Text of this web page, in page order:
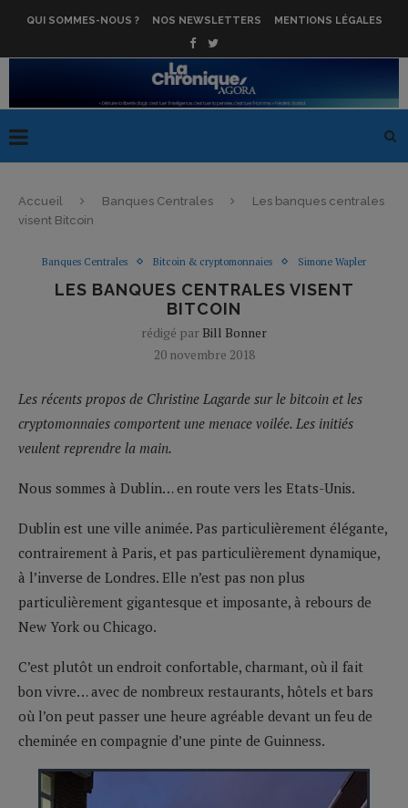
QUI SOMMES-NOUS ? NOS NEWSLETTERS MENTIONS LÉGALES
Accueil Banques Centrales
Les banques centrales
visent Bitcoin
Banques Centrales Bitcoin & cryptomonnaies Simone Wapler
LES BANQUES CENTRALES VISENT
BITCOIN
rédigé par Bill Bonner
20 novembre 2018
Les récents propos de Christine Lagarde sur le bitcoin et les
cryptomonnaies comportent une menace voilée. Les initiés
veulent reprendre la main.
Nous sommes à Dublin… en route vers les Etats-Unis.
Dublin est une ville animée. Pas particulièrement élégante,
contrairement à Paris, et pas particulièrement dynamique,
à l’inverse de Londres. Elle n’est pas non plus
particulièrement gigantesque et imposante, à rebours de
New York ou Chicago.
C’est plutôt un endroit confortable, charmant, où il fait
bon vivre… avec de nombreux restaurants, hôtels et bars
où l’on peut passer une heure agréable devant un feu de
cheminée en compagnie d’une pinte de Guinness.